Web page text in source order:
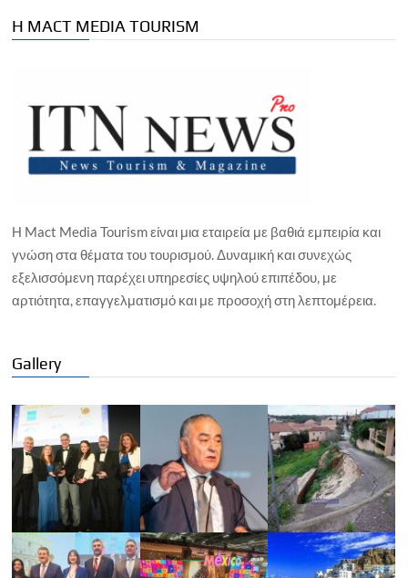
Η MACT MEDIA TOURISM
Η Mact Media Tourism είναι μια εταιρεία με βαθιά εμπειρία και
γνώση στα θέματα του τουρισμού. Δυναμική και συνεχώς
εξελισσόμενη παρέχει υπηρεσίες υψηλού επιπέδου, με
αρτιότητα, επαγγελματισμό και με προσοχή στη λεπτομέρεια.
Gallery